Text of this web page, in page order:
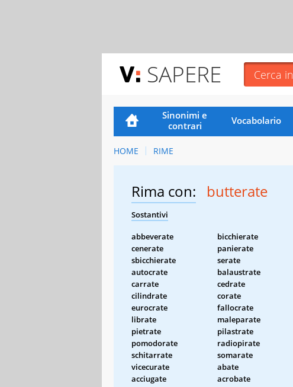
SAPERE
Sinonimi e
contrari
Vocabolario
HOME RIME
Rima con: butterate
Sostantivi
abbeverate bicchierate
cenerate
panierate
sbicchierate
serate
autocrate
balaustrate
carrate
cedrate
cilindrate
corate
eurocrate
fallocrate
librate
maleparate
pietrate
pilastrate
pomodorate
radiopirate
schitarrate
somarate
vicecurate
abate
acciugate
acrobate